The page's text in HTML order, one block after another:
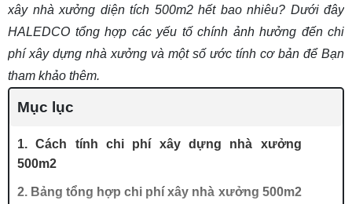
xây nhà xưởng diện tích 500m2 hết bao nhiêu? Dưới đây
HALEDCO tổng hợp các yếu tố chính ảnh hưởng đến chi
phí xây dựng nhà xưởng và một số ước tính cơ bản để Bạn
tham khảo thêm.
Mục lục
1. Cách tính chi phí xây dựng nhà xưởng
500m2
2. Bảng tổng hợp chi phí xây nhà xưởng 500m2